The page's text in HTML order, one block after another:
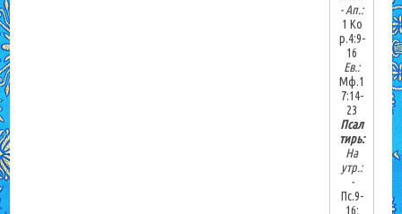
-Ап.:
1 Ко
р.4:9-
16
Ев.:
Мф.1
7:14-
23
Псал
тирь:
На
утр.:
-
Пс.9-
16;